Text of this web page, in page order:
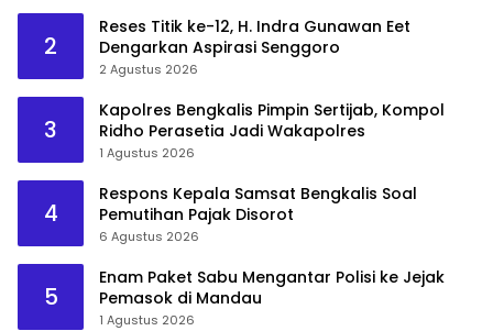
2
Reses Titik ke-12, H. Indra Gunawan Eet
Dengarkan Aspirasi Senggoro
2 Agustus 2026
3
Kapolres Bengkalis Pimpin Sertijab, Kompol
Ridho Perasetia Jadi Wakapolres
1 Agustus 2026
4
Respons Kepala Samsat Bengkalis Soal
Pemutihan Pajak Disorot
6 Agustus 2026
5
Enam Paket Sabu Mengantar Polisi ke Jejak
Pemasok di Mandau
1 Agustus 2026